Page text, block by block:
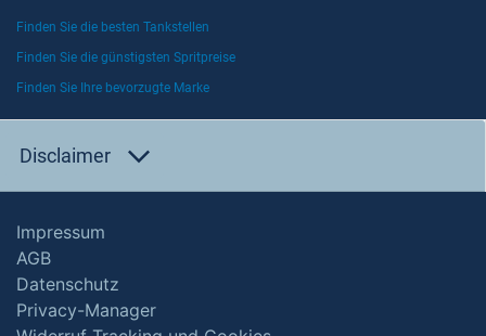
Finden Sie die besten Tankstellen
Finden Sie die günstigsten Spritpreise
Finden Sie Ihre bevorzugte Marke
Disclaimer
Impressum
AGB
Datenschutz
Privacy-Manager